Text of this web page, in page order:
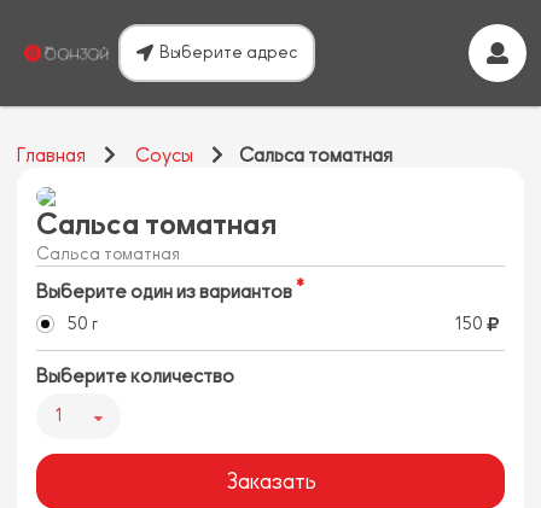
Выберите адрес
Главная Соусы Сальса томатная
Сальса томатная
Сальса томатная
Выберите один из вариантов
50 г 150
Выберите количество
1
Заказать